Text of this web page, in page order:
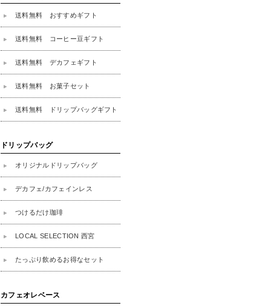
送料無料 おすすめギフト
送料無料 コーヒー豆ギフト
送料無料 デカフェギフト
送料無料 お菓子セット
送料無料 ドリップバッグギフト
ドリップバッグ
オリジナルドリップバッグ
デカフェ/カフェインレス
つけるだけ珈琲
LOCAL SELECTION 西宮
たっぷり飲めるお得なセット
カフェオレベース